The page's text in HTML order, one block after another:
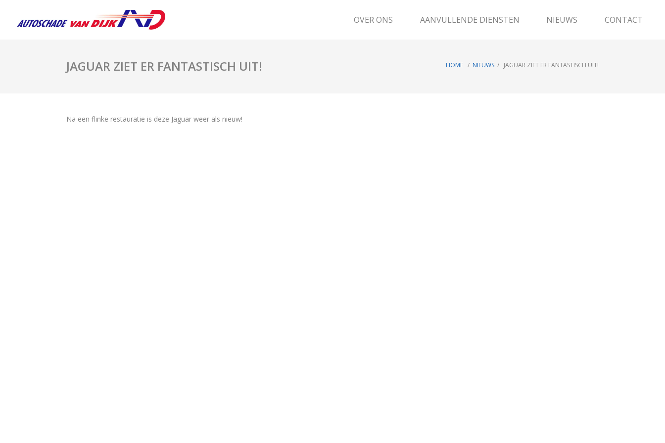
OVER ONS AANVULLENDE DIENSTEN NIEUWS CONTACT
JAGUAR ZIET ER FANTASTISCH UIT! HOME/ NIEUWS/ JAGUAR ZIET ER FANTASTISCH UIT!
Na een flinke restauratie is deze Jaguar weer als nieuw!